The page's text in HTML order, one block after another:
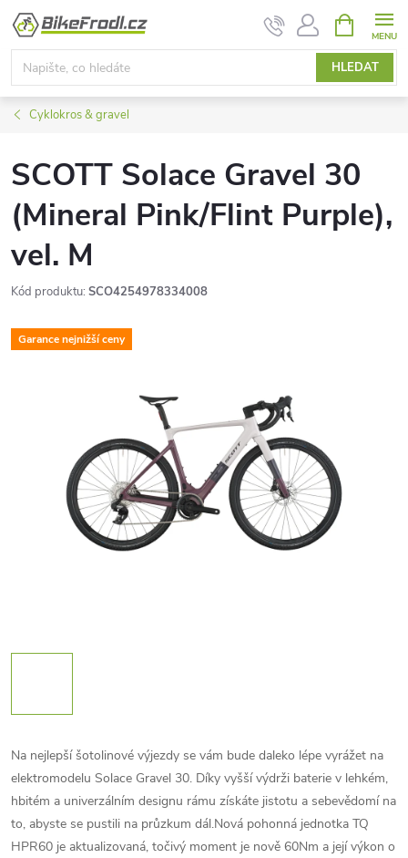
Přejít
obsah
HLEDAT
NÁKUPNÍ
KOŠÍK
Cyklokros & gravel
SCOTT Solace Gravel 30
(Mineral Pink/Flint Purple),
vel. M
Kód produktu: SCO4254978334008
Garance nejnižší ceny
Na nejlepší šotolinové výjezdy se vám bude daleko lépe vyrážet na
elektromodelu Solace Gravel 30. Díky vyšší výdrži baterie v lehkém,
hbitém a univerzálním designu rámu získáte jistotu a sebevědomí na
to, abyste se pustili na průzkum dál.Nová pohonná jednotka TQ
HPR60 je aktualizovaná, točivý moment je nově 60Nm a její výkon o